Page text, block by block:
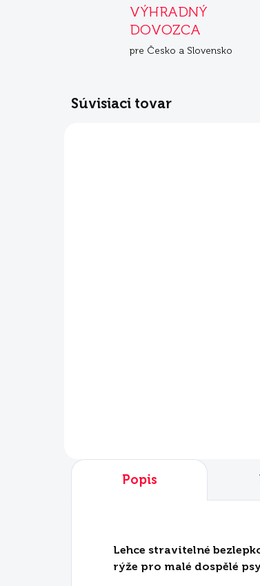
VÝHRADNÝ
DOVOZCA
pre Česko a Slovensko
Súvisiaci tovar
Popis
Lehce stravitelné
rýže pro malé dospělé